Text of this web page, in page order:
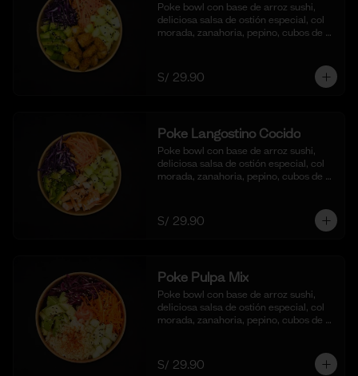
Poke bowl con base de arroz sushi,
deliciosa salsa de ostión especial, col
morada, zanahoria, pepino, cubos de
S/ 29.90
Poke Langostino Cocido
Poke bowl con base de arroz sushi,
deliciosa salsa de ostión especial, col
morada, zanahoria, pepino, cubos de
S/ 29.90
Poke Pulpa Mix
Poke bowl con base de arroz sushi,
deliciosa salsa de ostión especial, col
morada, zanahoria, pepino, cubos de
S/ 29.90